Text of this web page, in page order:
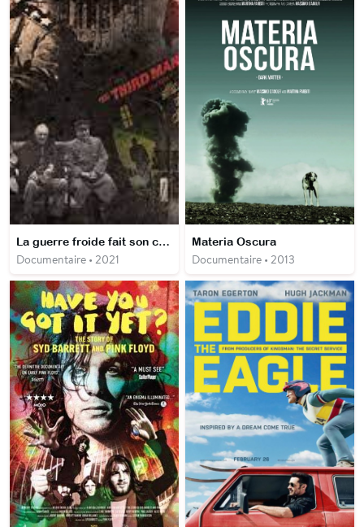
La guerre froide fait son cinéma
Documentaire • 2021
Materia Oscura
Documentaire • 2013